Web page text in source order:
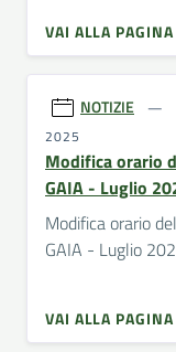
VAI ALLA PAGINA
NOTIZIE
2025
Modifica orario
GAIA - Luglio
Modifica orario
GAIA - Luglio
VAI ALLA PAGINA